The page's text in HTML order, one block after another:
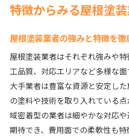
特徴からみる屋根塗
屋根塗装業者の強みと特徴を徹
屋根塗装業者はそれぞれ強みや
工品質、対応エリアなど多様な
大手業者は豊富な資源と安定し
の塗料や技術を取り入れている
域密着型の業者は細やかな対応
期待でき、費用面での柔軟性も特